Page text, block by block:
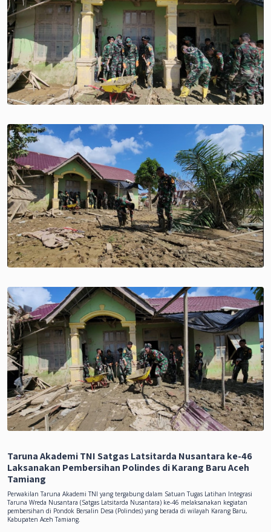
Taruna Akademi TNI Satgas Latsitarda Nusantara ke-46
Laksanakan Pembersihan Polindes di Karang Baru Aceh
Tamiang
Perwakilan Taruna Akademi TNI yang tergabung dalam Satuan Tugas Latihan Integrasi
Taruna Wreda Nusantara (Satgas Latsitarda Nusantara) ke-46 melaksanakan kegiatan
pembersihan di Pondok Bersalin Desa (Polindes) yang berada di wilayah Karang Baru,
Kabupaten Aceh Tamiang.